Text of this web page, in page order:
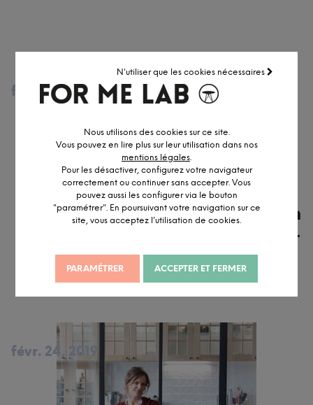
N'utiliser que les cookies nécessaires
Nous utilisons des cookies sur ce site.
Vous pouvez en lire plus sur leur utilisation dans nos
mentions légales.
Pour les désactiver, configurez votre navigateur
correctement ou continuer sans accepter. Vous
pouvez aussi les configurer via le bouton
"paramétrer". En poursuivant votre navigation sur ce
site, vous acceptez l’utilisation de cookies.
PARAMÉTRER ACCEPTER ET FERMER
Visite chez
Lucie : Création
de sa table sur-
mesure
févr. 28, 2019
févr. 24, 2019